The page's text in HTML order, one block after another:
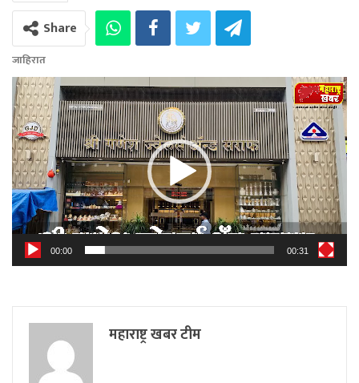
Share
जाहिरात
Video
Player
00:00 00:31
महाराष्ट्र खबर टीम